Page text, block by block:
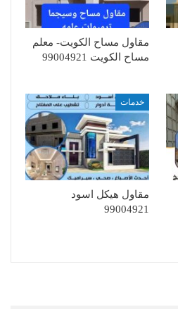
مقاول مساح الكويت- معلم
مساح الكويت 99004921
خدمات
مقاول هيكل اسود
99004921